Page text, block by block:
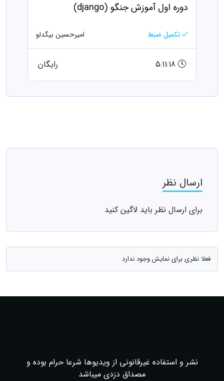
دوره اول آموزش جنگو (django)
تکمیل ضبط امیرحسین بیگدلو
رایگان
ارسال نظر
برای ارسال نظر باید لاگین کنید
فعلا نظری برای نمایش وجود ندارد
نشر و استفاده غیرقانونی از ویدیوها شرعا حرام بوده و
مصداق دزدی میباشد